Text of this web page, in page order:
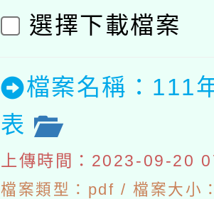
選擇下載檔案
檔案名稱：111
表
上傳時間：2023-09-20
檔案類型：pdf / 檔案大小